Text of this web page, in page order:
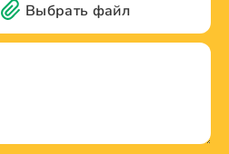
Выбрать файл